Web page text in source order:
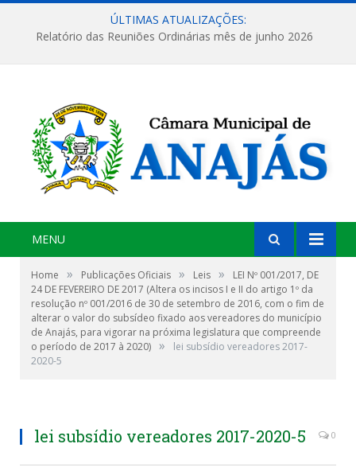
ÚLTIMAS ATUALIZAÇÕES:
Relatório das Reuniões Ordinárias mês de junho 2026
MENU
Home » Publicações Oficiais » Leis »
LEI Nº 001/2017, DE
24 DE FEVEREIRO DE 2017 (Altera os incisos I e II do artigo 1º da
resolução nº 001/2016 de 30 de setembro de 2016, com o fim de
alterar o valor do subsídeo fixado aos vereadores do município
de Anajás, para vigorar na próxima legislatura que compreende
o período de 2017 à 2020) »
lei subsídio vereadores 2017-
2020-5
lei subsídio vereadores 2017-2020-5 0